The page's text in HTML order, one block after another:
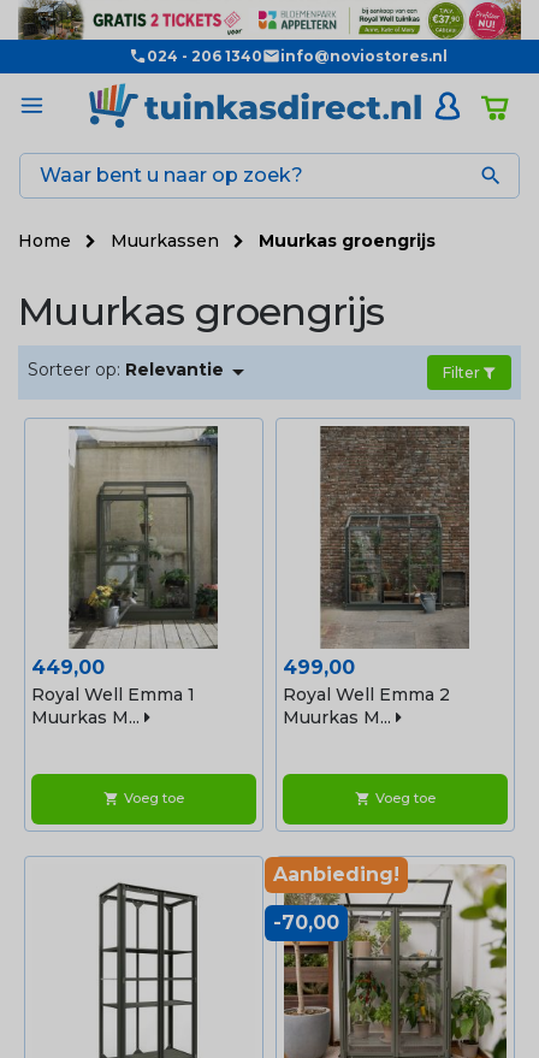
024 - 206 1340 info@noviostores.nl

Home Muurkassen Muurkas groengrijs
Muurkas groengrijs
Sorteer op: Relevantie  Filter
Prijs
449,00
Royal Well Emma 1
Muurkas M...
shopping_cart Voeg toe
Prijs
499,00
Royal Well Emma 2
Muurkas M...
shopping_cart Voeg toe
Aanbieding!
-70,00